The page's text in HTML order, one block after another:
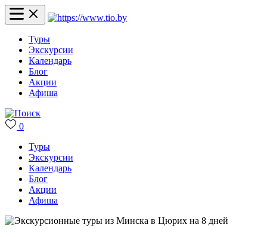
Туры
Экскурсии
Календарь
Блог
Акции
Афиша
0
Туры
Экскурсии
Календарь
Блог
Акции
Афиша